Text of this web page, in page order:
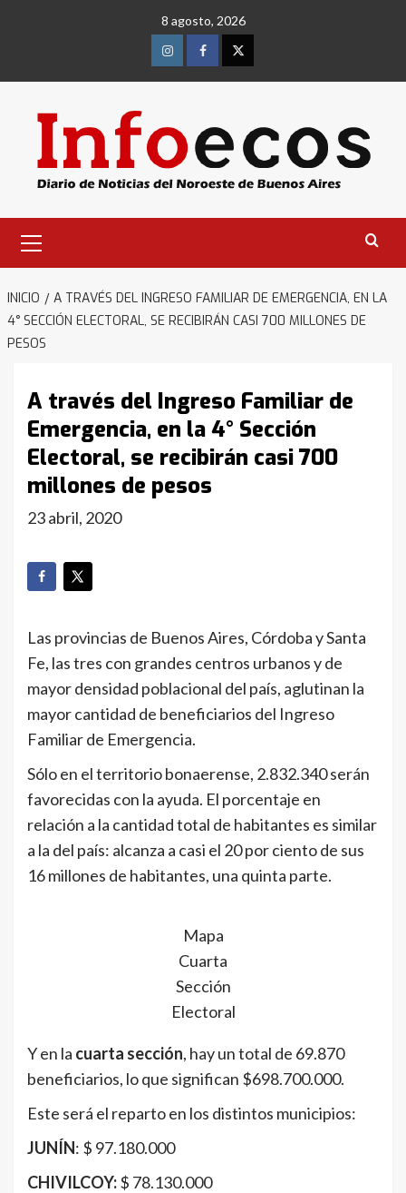
8 agosto, 2026
InstagramFacebookTwitter
primario
INICIO
A TRAVÉS DEL INGRESO FAMILIAR DE EMERGENCIA, EN LA
4° SECCIÓN ELECTORAL, SE RECIBIRÁN CASI 700 MILLONES DE
PESOS
A través del Ingreso Familiar de
Emergencia, en la 4° Sección
Electoral, se recibirán casi 700
millones de pesos
23 abril, 2020
Las provincias de Buenos Aires, Córdoba y Santa
Fe, las tres con grandes centros urbanos y de
mayor densidad poblacional del país, aglutinan la
mayor cantidad de beneficiarios del Ingreso
Familiar de Emergencia.
Sólo en el territorio bonaerense, 2.832.340 serán
favorecidas con la ayuda. El porcentaje en
relación a la cantidad total de habitantes es similar
a la del país: alcanza a casi el 20 por ciento de sus
16 millones de habitantes, una quinta parte.
Mapa
Cuarta
Sección
Electoral
Y en la cuarta sección, hay un total de 69.870
beneficiarios, lo que significan $698.700.000.
Este será el reparto en los distintos municipios:
JUNÍN: $ 97.180.000
CHIVILCOY:$ 78.130.000